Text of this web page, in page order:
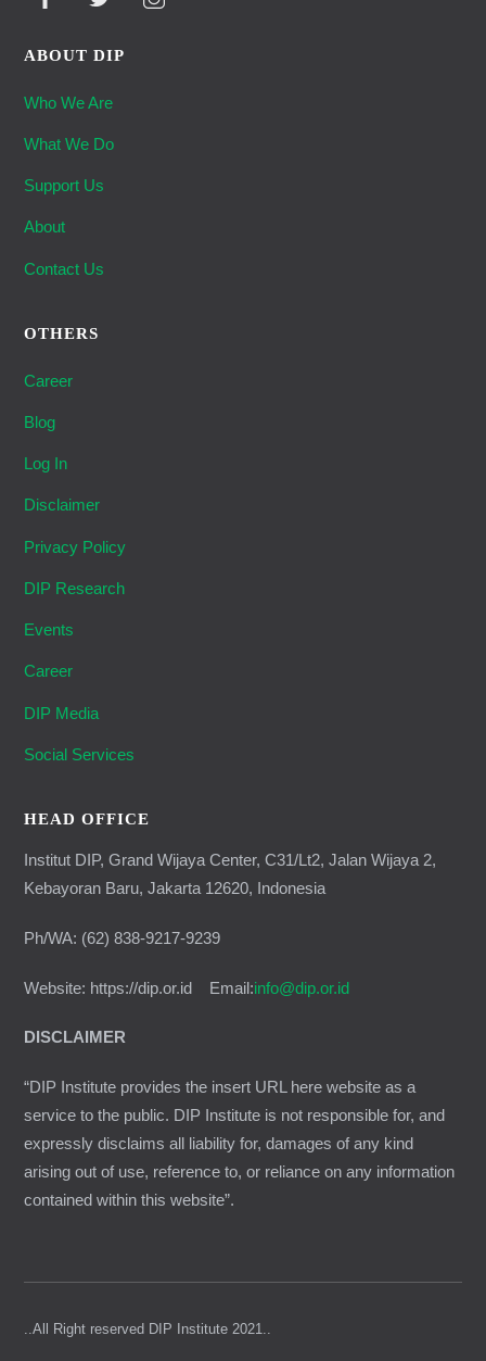
ABOUT DIP
Who We Are
What We Do
Support Us
About
Contact Us
OTHERS
Career
Blog
Log In
Disclaimer
Privacy Policy
DIP Research
Events
Career
DIP Media
Social Services
HEAD OFFICE
Institut DIP, Grand Wijaya Center, C31/Lt2, Jalan Wijaya 2,
Kebayoran Baru, Jakarta 12620, Indonesia
Ph/WA: (62) 838-9217-9239
Website: https://dip.or.id Email:info@dip.or.id
DISCLAIMER
“DIP Institute provides the insert URL here website as a
service to the public. DIP Institute is not responsible for, and
expressly disclaims all liability for, damages of any kind
arising out of use, reference to, or reliance on any information
contained within this website”.
..All Right reserved DIP Institute 2021..